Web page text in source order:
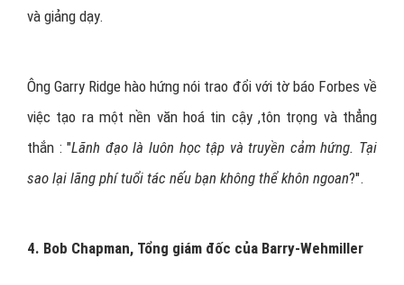
và giảng dạy.
Ông Garry Ridge hào hứng nói trao đổi với tờ báo Forbes về
việc tạo ra một nền văn hoá tin cậy ,tôn trọng và thẳng
thắn : "Lãnh đạo là luôn học tập và truyền cảm hứng. Tại
sao lại lãng phí tuổi tác nếu bạn không thể khôn ngoan?".
4. Bob Chapman, Tổng giám đốc của Barry-Wehmiller